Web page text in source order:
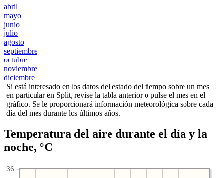
abril
mayo
junio
julio
agosto
septiembre
octubre
noviembre
diciembre
Si está interesado en los datos del estado del tiempo sobre un mes
en particular en Split, revise la tabla anterior o pulse el mes en el
gráfico. Se le proporcionará información meteorológica sobre cada
día del mes durante los últimos años.
Temperatura del aire durante el día y la
noche, °C
36